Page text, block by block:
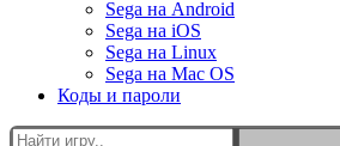
Sega на Android
Sega на iOS
Sega на Linux
Sega на Mac OS
Коды и пароли